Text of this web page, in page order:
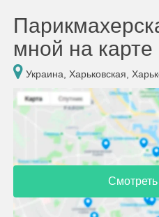
мной на карте
Украина, Харьковская,